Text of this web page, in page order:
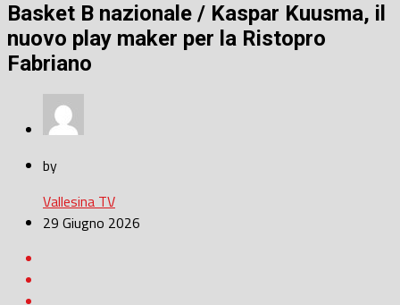
Basket B nazionale / Kaspar Kuusma, il
nuovo play maker per la Ristopro
Fabriano
by
Vallesina TV
29 Giugno 2026